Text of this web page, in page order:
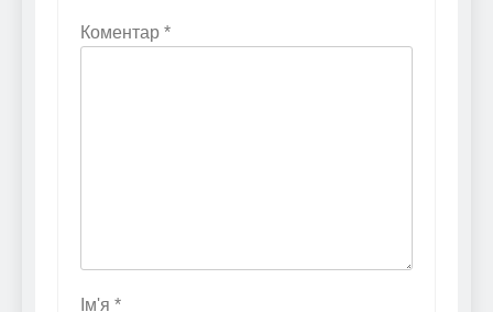
Коментар *
Ім'я *